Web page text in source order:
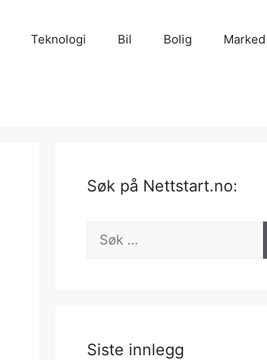
Teknologi Bil Bolig Marked
Søk på Nettstart.no:
Søk
etter:
Siste innlegg